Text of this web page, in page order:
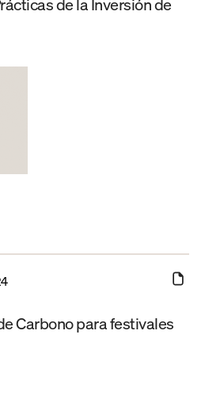
Carbono para festivales